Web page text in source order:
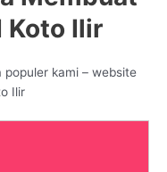
Koto Ilir
kami – website
Ilir